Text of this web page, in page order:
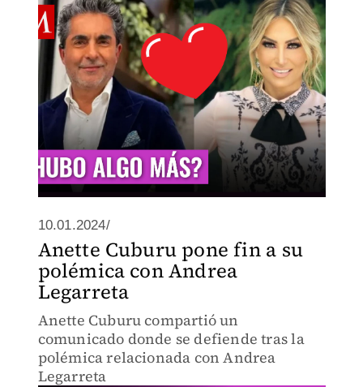
10.01.2024/
Anette Cuburu pone fin a su
polémica con Andrea
Legarreta
Anette Cuburu compartió un
comunicado donde se defiende tras la
polémica relacionada con Andrea
Legarreta